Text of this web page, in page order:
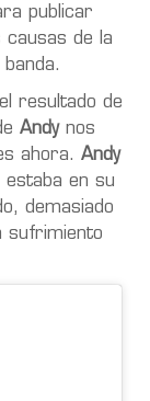
publicar
de la
resultado de
Andynos
ahora. Andy
en su
demasiado
sufrimiento